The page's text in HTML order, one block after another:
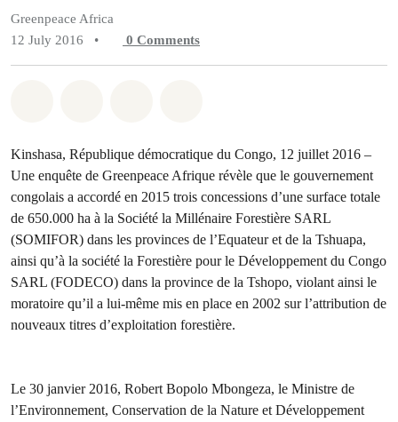
Greenpeace Africa
12 July 2016
• 0 Comments
Kinshasa, République démocratique du Congo, 12 juillet 2016 –
Une enquête de Greenpeace Afrique révèle que le gouvernement
congolais a accordé en 2015 trois concessions d’une surface totale
de 650.000 ha à la Société la Millénaire Forestière SARL
(SOMIFOR) dans les provinces de l’Equateur et de la Tshuapa,
ainsi qu’à la société la Forestière pour le Développement du Congo
SARL (FODECO) dans la province de la Tshopo, violant ainsi le
moratoire qu’il a lui-même mis en place en 2002 sur l’attribution de
nouveaux titres d’exploitation forestière.
Le 30 janvier 2016, Robert Bopolo Mbongeza, le Ministre de
l’Environnement, Conservation de la Nature et Développement